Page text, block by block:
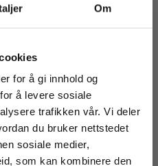
Om
for å gi innhold og
å levere sosiale
trafikken vår. Vi deler
du bruker nettstedet
sosiale medier,
som kan kombinere den
og voksne
å starte maleprosjektet:
ha
og motta
fra